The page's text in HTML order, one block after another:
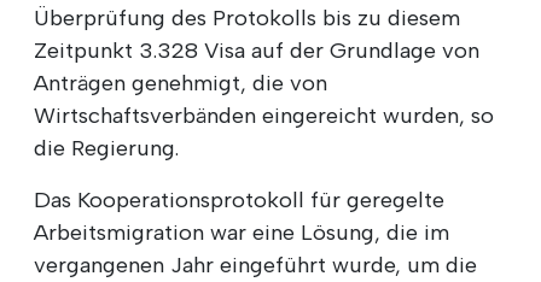
Überprüfung des Protokolls bis zu diesem
Zeitpunkt 3.328 Visa auf der Grundlage von
Anträgen genehmigt, die von
Wirtschaftsverbänden eingereicht wurden, so
die Regierung.
Das Kooperationsprotokoll für geregelte
Arbeitsmigration war eine Lösung, die im
vergangenen Jahr eingeführt wurde, um die